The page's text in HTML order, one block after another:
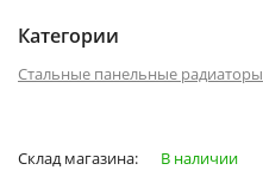
Категории
Стальные панельные радиаторы
Склад магазина: В наличии